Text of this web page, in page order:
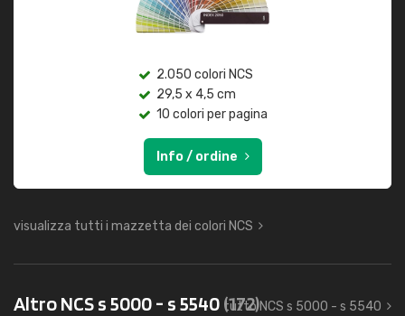
2.050 colori NCS
29,5 x 4,5 cm
10 colori per pagina
Info / ordine
visualizza tutti i mazzetta dei colori NCS
Altro NCS s 5000 - s 5540(172)
tutto NCS s 5000 - s 5540